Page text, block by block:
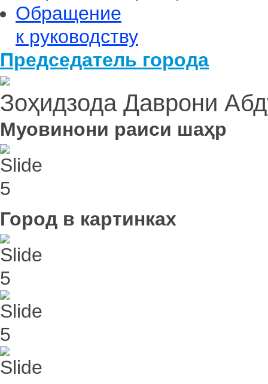
Обращение
к руководству
Председатель города
Зоҳидзода Даврони
Муовинони раиси шаҳр
Город в картинках